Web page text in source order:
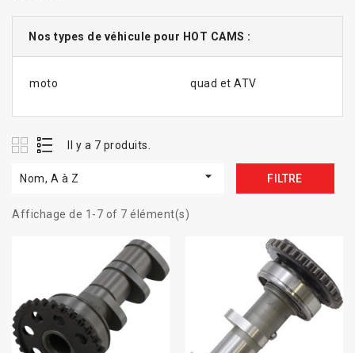
Nos types de véhicule pour HOT CAMS :
moto quad et ATV
Il y a 7 produits.
Nom, A à Z  FILTRE
Affichage de 1-7 of 7 élément(s)